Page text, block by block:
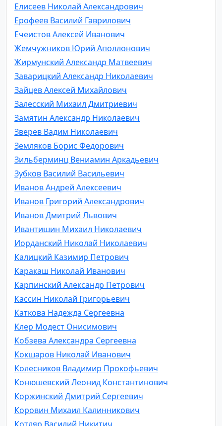
Елисеев Николай Александрович
Ерофеев Василий Гаврилович
Ечеистов Алексей Иванович
Жемчужников Юрий Аполлонович
Жирмунский Александр Матвеевич
Заварицкий Александр Николаевич
Зайцев Алексей Михайлович
Залесский Михаил Дмитриевич
Замятин Александр Николаевич
Зверев Вадим Николаевич
Земляков Борис Федорович
Зильберминц Вениамин Аркадьевич
Зубков Василий Васильевич
Иванов Андрей Алексеевич
Иванов Григорий Александрович
Иванов Дмитрий Львович
Ивантишин Михаил Николаевич
Иорданский Николай Николаевич
Калицкий Казимир Петрович
Каракаш Николай Иванович
Карпинский Александр Петрович
Кассин Николай Григорьевич
Каткова Надежда Сергеевна
Клер Модест Онисимович
Кобзева Александра Сергеевна
Кокшаров Николай Иванович
Колесников Владимир Прокофьевич
Конюшевский Леонид Константинович
Коржинский Дмитрий Сергеевич
Коровин Михаил Калинникович